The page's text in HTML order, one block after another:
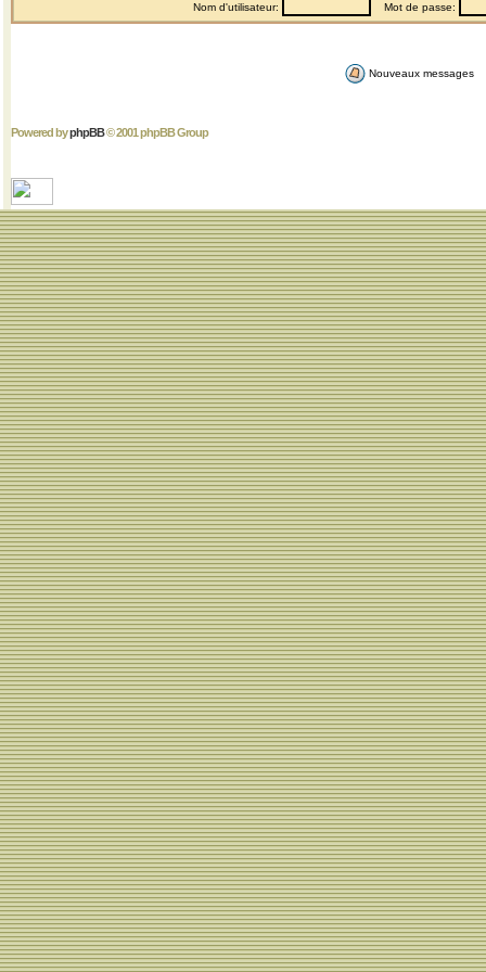
Nom d'utilisateur: Mot de passe:
Nouveaux messages
Powered byphpBB© 2001 phpBB Group